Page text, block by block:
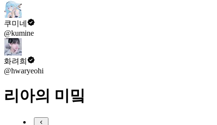
쿠미네
@kumine
화려희
@hwaryeohi
리아의 미밐